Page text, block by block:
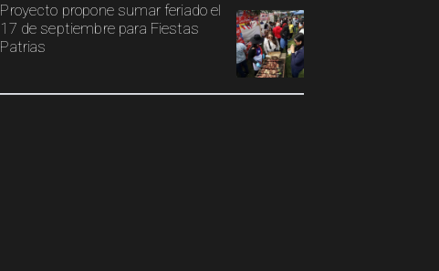
Proyecto propone sumar feriado el
17 de septiembre para Fiestas
Patrias